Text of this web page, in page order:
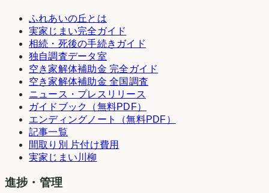
ふれあいの丘とは
実家じまい完全ガイド
相続・死後の手続きガイド
独自調査データ室
空き家解体補助金 完全ガイド
空き家解体補助金 全国調査
ニュース・プレスリリース
ガイドブック（無料PDF）
エンディングノート（無料PDF）
記事一覧
間取り別 片付け費用
実家じまい川柳
進捗・管理